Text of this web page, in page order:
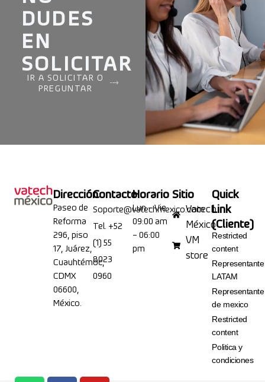
DUDES
EN
SOLICITAR
IR A SOLICITAR O
PREGUNTAR
Dirección
Paseo de
Reforma
296, piso
17, Juárez,
Cuauhtémoc,
CDMX
06600,
México.
Contacto
Soporte@vatechmexico.com
Tel. +52
(1) 55
8023
0960
Horario
Lun – Vie
09:00 am
– 06:00
pm
Sitio
Vatech
México
VM
store
Quick
Link
(Cliente)
Restricted
content
Representante
LATAM
Representante
de mexico
Restricted
content
Politica y
condiciones